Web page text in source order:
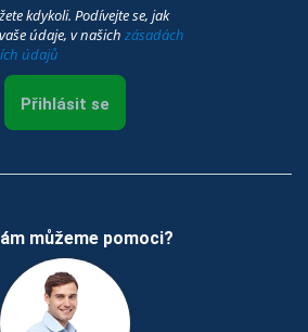
kdykoli. Podívejte se, jak
údaje, v našich zásadách
údajů
Přihlásit se
můžeme pomoci?